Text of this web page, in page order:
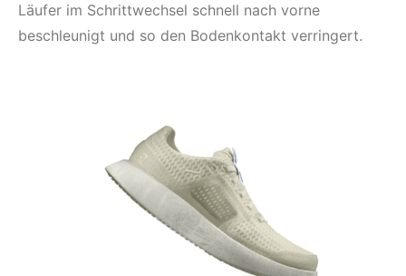
Läufer im Schrittwechsel schnell nach vorne
beschleunigt und so den Bodenkontakt verringert.